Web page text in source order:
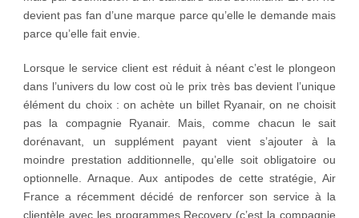
devient pas fan d’une marque parce qu’elle le demande mais
parce qu’elle fait envie.
Lorsque le service client est réduit à néant c’est le plongeon
dans l’univers du low cost où le prix très bas devient l’unique
élément du choix : on achète un billet Ryanair, on ne choisit
pas la compagnie Ryanair. Mais, comme chacun le sait
dorénavant, un supplément payant vient s’ajouter à la
moindre prestation additionnelle, qu’elle soit obligatoire ou
optionnelle. Arnaque. Aux antipodes de cette stratégie, Air
France a récemment décidé de renforcer son service à la
clientèle avec les programmes Recovery (c’est la compagnie